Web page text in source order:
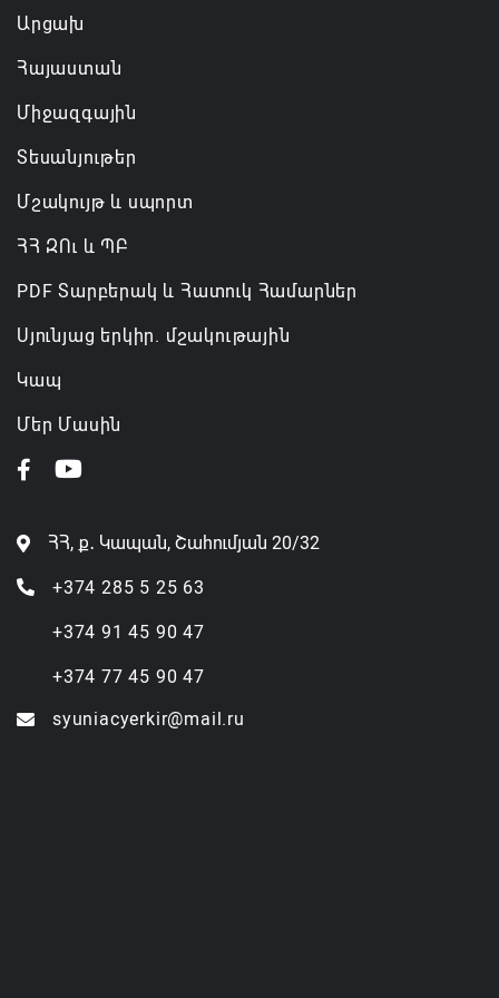
Արցախ
Հայաստան
Միջազգային
Տեսանյութեր
Մշակույթ և սպորտ
ՀՀ ԶՈւ և ՊԲ
PDF Տարբերակ և Հատուկ Համարներ
Սյունյաց երկիր. մշակութային
Կապ
Մեր Մասին
ՀՀ, ք․ Կապան, Շահումյան 20/32
+374 285 5 25 63
+374 91 45 90 47
+374 77 45 90 47
syuniacyerkir@mail.ru